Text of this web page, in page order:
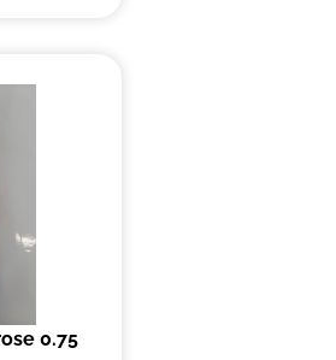
0.75